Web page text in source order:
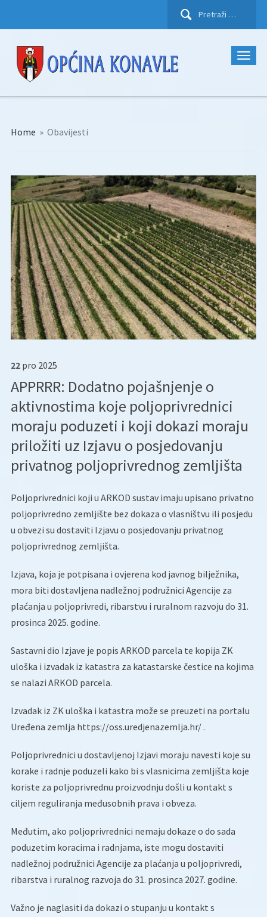
Pretraži:
Home » Obavijesti
22 pro 2025
APPRRR: Dodatno pojašnjenje o
aktivnostima koje poljoprivrednici
moraju poduzeti i koji dokazi moraju
priložiti uz Izjavu o posjedovanju
privatnog poljoprivrednog zemljišta
Poljoprivrednici koji u ARKOD sustav imaju upisano privatno
poljoprivredno zemljište bez dokaza o vlasništvu ili posjedu
u obvezi su dostaviti Izjavu o posjedovanju privatnog
poljoprivrednog zemljišta.
Izjava, koja je potpisana i ovjerena kod javnog bilježnika,
mora biti dostavljena nadležnoj podružnici Agencije za
plaćanja u poljoprivredi, ribarstvu i ruralnom razvoju do 31.
prosinca 2025. godine.
Sastavni dio Izjave je popis ARKOD parcela te kopija ZK
uloška i izvadak iz katastra za katastarske čestice na kojima
se nalazi ARKOD parcela.
Izvadak iz ZK uloška i katastra može se preuzeti na portalu
Uređena zemlja https://oss.uredjenazemlja.hr/ .
Poljoprivrednici u dostavljenoj Izjavi moraju navesti koje su
korake i radnje poduzeli kako bi s vlasnicima zemljišta koje
koriste za poljoprivrednu proizvodnju došli u kontakt s
ciljem reguliranja međusobnih prava i obveza.
Međutim, ako poljoprivrednici nemaju dokaze o do sada
poduzetim koracima i radnjama, iste mogu dostaviti
nadležnoj podružnici Agencije za plaćanja u poljoprivredi,
ribarstva i ruralnog razvoja do 31. prosinca 2027. godine.
Važno je naglasiti da dokazi o stupanju u kontakt s